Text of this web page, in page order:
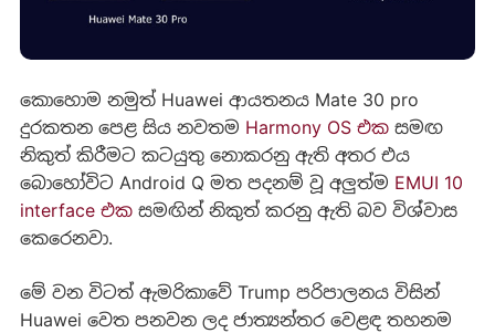
කොහොම නමුත් Huawei ආයතනය Mate 30 pro
දුරකතන පෙළ සිය නවතම Harmony OS එකසමඟ
නිකුත් කිරීමට කටයුතු නොකරනු ඇති අතර එය
බොහෝවිට Android Q මත පදනම් වූ අලුත්ම EMUI 10
interface එකසමඟින් නිකුත් කරනු ඇති බව විශ්වාස
කෙරෙනවා.
මේ වන විටත් ඇමරිකාවේ Trump පරිපාලනය විසින්
Huawei වෙත පනවන ලද ජාත්‍යන්තර වෙළඳ තහනම